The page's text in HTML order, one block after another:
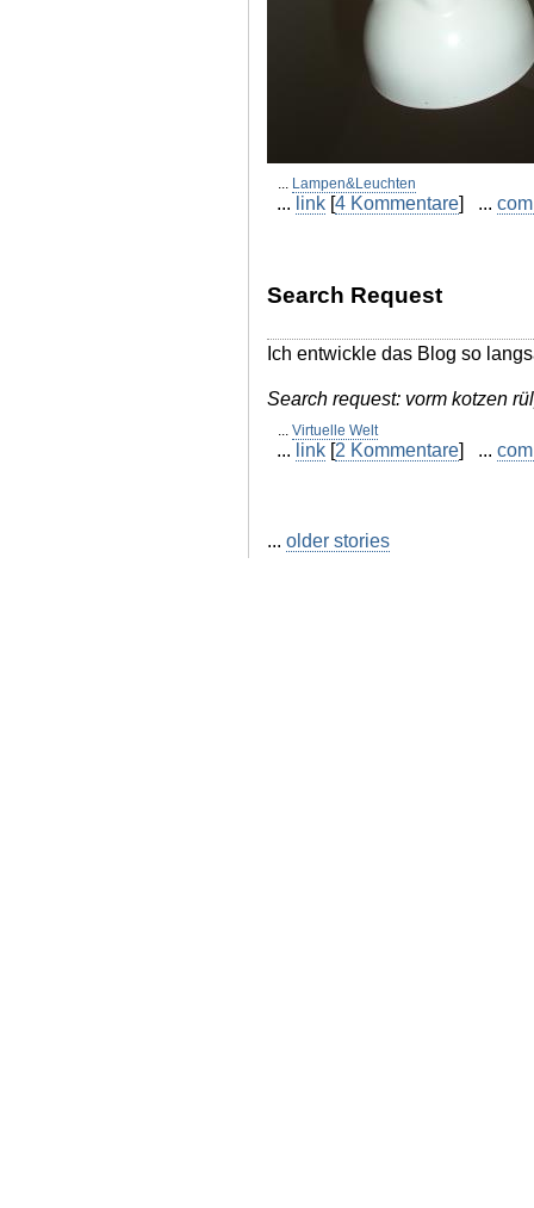
... Lampen&Leuchten
... link [4 Kommentare] ...
Search Request
Ich entwickle das Blog so
Search request: vorm kotzen
... Virtuelle Welt
... link [2 Kommentare] ...
... older stories